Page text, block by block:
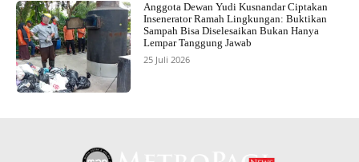
Anggota Dewan Yudi Kusnandar Ciptakan
Insenerator Ramah Lingkungan: Buktikan
Sampah Bisa Diselesaikan Bukan Hanya
Lempar Tanggung Jawab
25 Juli 2026